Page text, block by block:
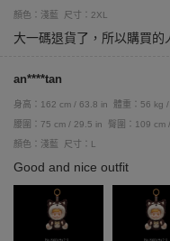
顏色：淺藍
尺寸：2XL
大一碼退貨了，所以購買的
an****tan
身高：162 cm / 63.8 in 體重：56 kg
腰圍：75 cm / 29.5 in
臀圍：109 cm
顏色：淺藍
尺寸：L
Good and nice outfit